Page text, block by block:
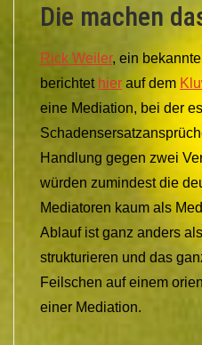
Die machen
Rick Weiler, ein
berichtet hier auf dem
eine Mediation, bei der
Handlung gegen zwei
würden zumindest die
Mediatoren kaum als
Ablauf ist ganz anders
strukturieren und das
Feilschen auf einem
einer Mediation.